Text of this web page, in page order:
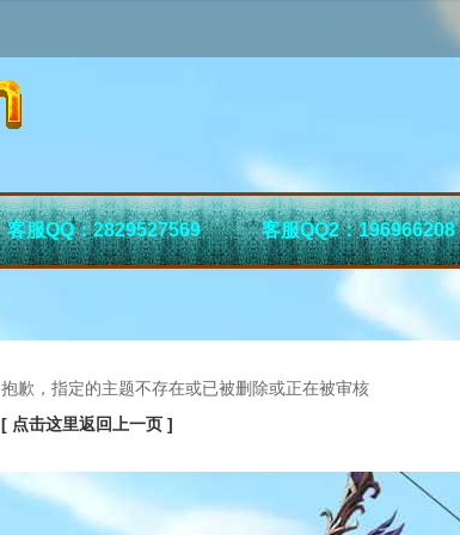
客服QQ：2829527569 客服QQ2：196966208
抱歉，指定的主题不存在或已被删除或正在被审核
[ 点击这里返回上一页 ]